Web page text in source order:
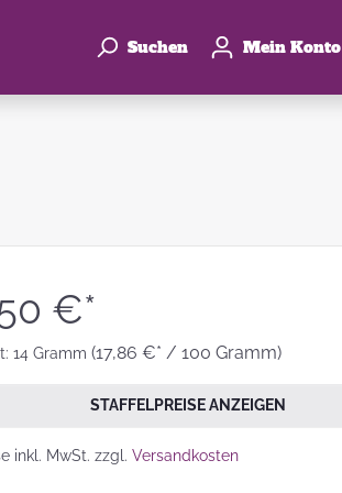
Suchen Mein Konto
€*
14 Gramm (17,86 €* / 100 Gramm)
STAFFELPREISE ANZEIGEN
inkl. MwSt. zzgl. Versandkosten